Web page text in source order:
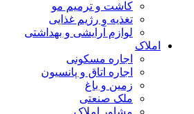
کاشت و ترمیم مو
تغذیه و رژیم غذایی
لوازم آرایشی و بهداشتی
املاک
اجاره مسکونی
اجاره اتاق و پانسیون
زمین و باغ
ملک صنعتی